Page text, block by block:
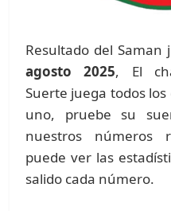
Resultado del Saman
agosto 2025, El
Suerte juega todos
uno, pruebe su
nuestros números
puede ver las
salido cada número.